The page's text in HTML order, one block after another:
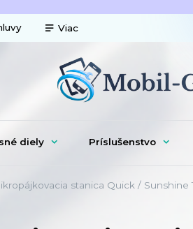
Viac
diely Príslušenstvo
stanica Quick / Sunshine